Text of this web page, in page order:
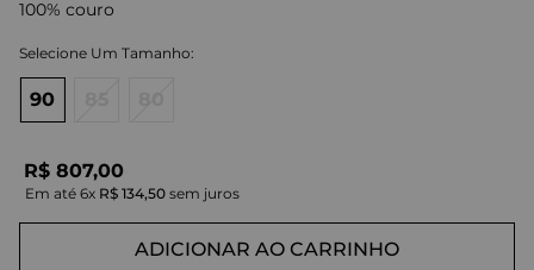
100% couro
90
R$ 807,00
Em até 6x R$ 134,50 sem juros
ADICIONAR AO CARRINHO